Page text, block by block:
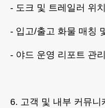
- 도크 및 트레일러 위
- 입고/출고 화물 매칭
- 야드 운영 리포트 관리
6. 고객 및 내부 커뮤니